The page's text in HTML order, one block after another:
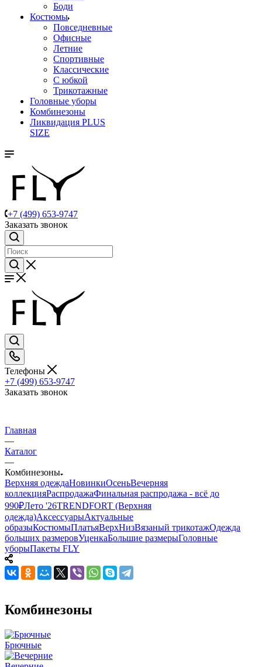
Боди
Костюмы
Повседневные
Офисные
Летние
Спортивные
Классические
С юбкой
Трикотажные
Головные уборы
Комбинезоны
Ликвидация PLUS
SIZE
+7 (499) 653-9747
Заказать звонок
Телефоны
+7 (499) 653-9747
Заказать звонок
Главная
—
Каталог
—
Комбинезоны
Верхняя одеждаНовинкиОсеньВечерняя
коллекцияРаспродажаФинальная распродажа - всё до
990₽Лето '26TRENDFORT (Верхняя
одежда)АксессуарыАктуальные
образыКостюмыПлатьяВерхНизВязаный трикотажОдежда
больших размеровУценкаБольшие размерыГоловные
уборыПакеты FLY
Комбинезоны
Брючные